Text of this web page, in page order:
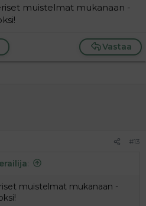
muistelmat mukanaan -
Vastaa
#13
:
muistelmat mukanaan -